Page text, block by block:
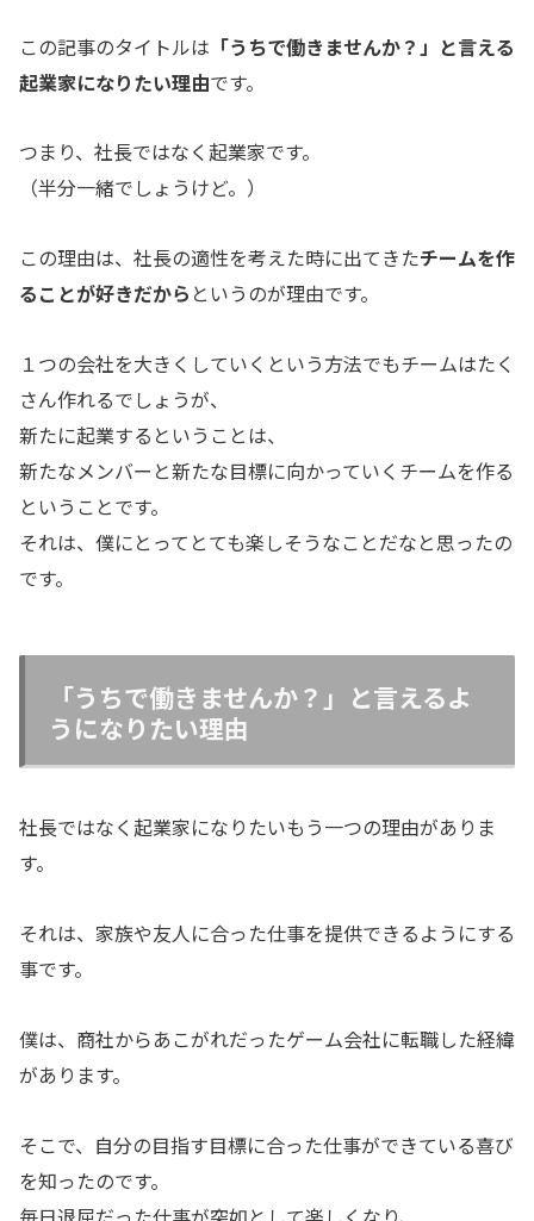
この記事のタイトルは 「うちで働きませんか？」と言える
起業家になりたい理由です。
つまり、社長ではなく起業家です。
（半分一緒でしょうけど。）
この理由は、社長の適性を考えた時に出てきたチームを作
ることが好きだから というのが理由です。
１つの会社を大きくしていくという方法でもチームはたく
さん作れるでしょうが、
新たに起業するということは、
新たなメンバーと新たな目標に向かっていくチームを作る
ということです。
それは、僕にとってとても楽しそうなことだなと思ったの
です。
「うちで働きませんか？」と言えるよ
うになりたい理由
社長ではなく起業家になりたいもう一つの理由がありま
す。
それは、家族や友人に合った仕事を提供できるようにする
事です。
僕は、商社からあこがれだったゲーム会社に転職した経緯
があります。
そこで、自分の目指す目標に合った仕事ができている喜び
を知ったのです。